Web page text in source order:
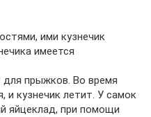
ими кузнечик
имеется
для прыжков. Во время
кузнечик летит. У самок
яйцеклад, при помощи